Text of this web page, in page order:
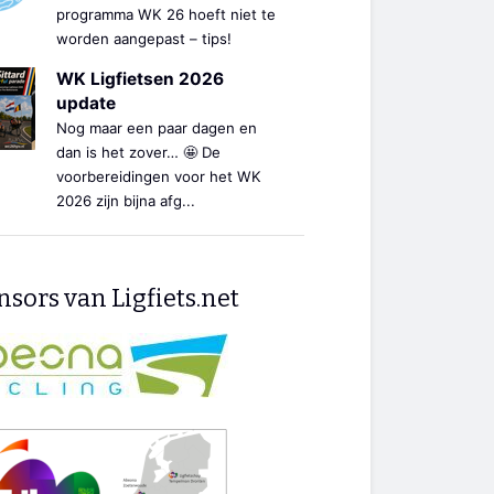
programma WK 26 hoeft niet te
worden aangepast – tips!
WK Ligfietsen 2026
update
Nog maar een paar dagen en
dan is het zover… 🤩 De
voorbereidingen voor het WK
2026 zijn bijna afg...
van Ligfiets.net